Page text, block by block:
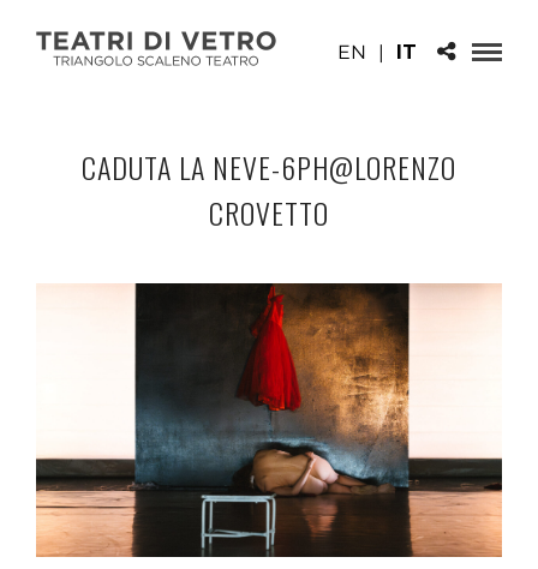
EN | IT
CADUTA LA NEVE-6PH@LORENZO
CROVETTO